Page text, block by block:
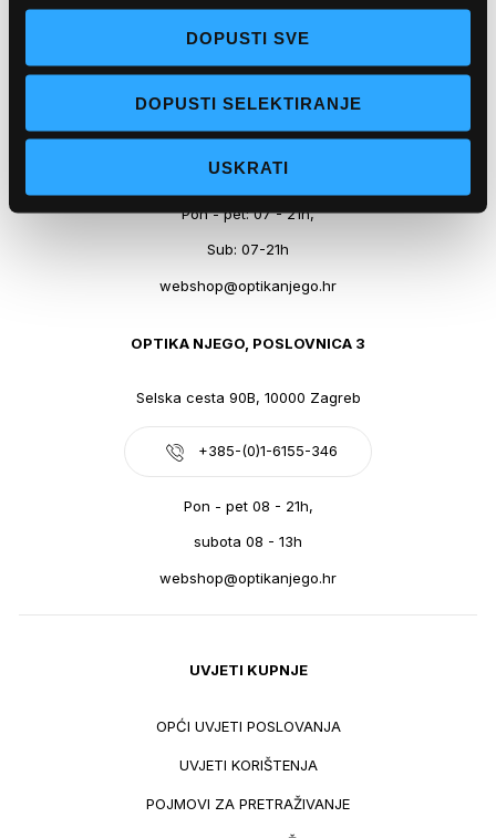
DOPUSTI SVE
DOPUSTI SELEKTIRANJE
USKRATI
Obala kralja Tomislava 14, 21300 Makarska
+385-(0)21-612-709
Pon - pet: 07 - 21h,
Sub: 07-21h
webshop@optikanjego.hr
OPTIKA NJEGO, POSLOVNICA 3
Selska cesta 90B, 10000 Zagreb
+385-(0)1-6155-346
Pon - pet 08 - 21h,
subota 08 - 13h
webshop@optikanjego.hr
UVJETI KUPNJE
OPĆI UVJETI POSLOVANJA
UVJETI KORIŠTENJA
POJMOVI ZA PRETRAŽIVANJE